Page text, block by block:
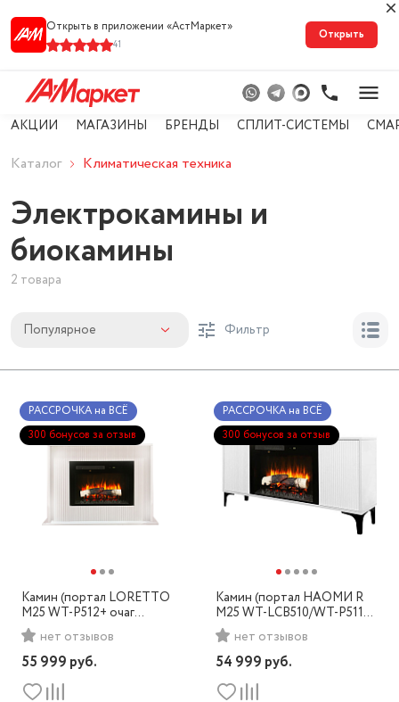
Открыть в приложении «АстМарке‪т‬»
41
Открыть
АКЦИИ МАГАЗИНЫ БРЕНДЫ СПЛИТ-СИСТЕМЫ
Каталог Климатическая техника
Электрокамины и
биокамины
2 товара
Популярное Фильтр
Камин (портал LORETTO
M25 WT-P512+ очаг
REALFLAME MIRAGE-S 25
(BG25))нет отзывов
55 999 руб.
РАССРОЧКА на ВСЁ
300 бонусов за отзыв
Камин (портал НАОМИ R
M25 WT-LCB510/WT-P511
Тумба под ТВ + очаг
REALFLAME MIRAGE-S 25
(BG25))
нет отзывов
54 999 руб.
РАССРОЧКА на ВСЁ
300 бонусов за отзыв